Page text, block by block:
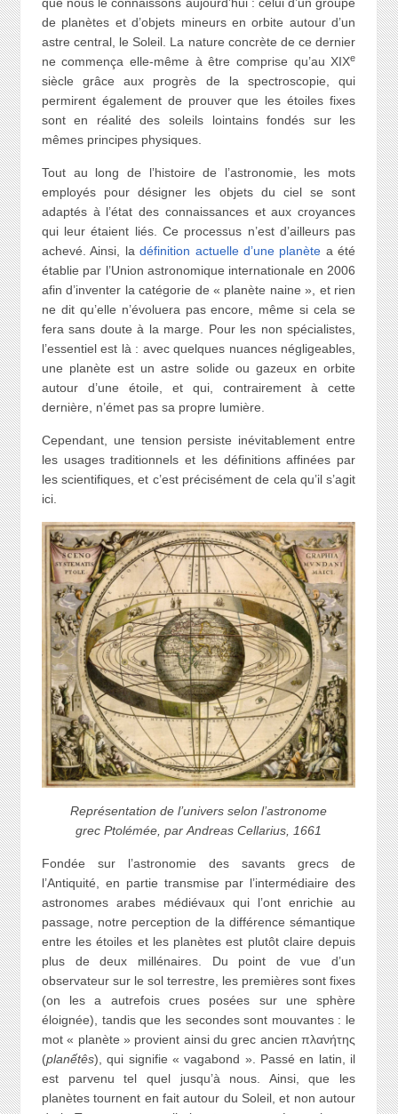
de planètes et d’objets mineurs en orbite autour d’un
astre central, le Soleil. La nature concrète de ce dernier
ne commença elle-même à être comprise qu’au XIXe
siècle grâce aux progrès de la spectroscopie, qui
permirent également de prouver que les étoiles fixes
sont en réalité des soleils lointains fondés sur les
mêmes principes physiques.
Tout au long de l’histoire de l’astronomie, les mots
employés pour désigner les objets du ciel se sont
adaptés à l’état des connaissances et aux croyances
qui leur étaient liés. Ce processus n’est d’ailleurs pas
achevé. Ainsi, ladéfinition actuelle d’une planète a été
établie par l’Union astronomique internationale en 2006
afin d’inventer la catégorie de « planète naine », et rien
ne dit qu’elle n’évoluera pas encore, même si cela se
fera sans doute à la marge. Pour les non spécialistes,
l’essentiel est là : avec quelques nuances négligeables,
une planète est un astre solide ou gazeux en orbite
autour d’une étoile, et qui, contrairement à cette
dernière, n’émet pas sa propre lumière.
Cependant, une tension persiste inévitablement entre
les usages traditionnels et les définitions affinées par
les scientifiques, et c’est précisément de cela qu’il s’agit
ici.
Représentation de l’univers selon l’astronome
grec Ptolémée, par Andreas Cellarius, 1661
Fondée sur l’astronomie des savants grecs de
l’Antiquité, en partie transmise par l’intermédiaire des
astronomes arabes médiévaux qui l’ont enrichie au
passage, notre perception de la différence sémantique
entre les étoiles et les planètes est plutôt claire depuis
plus de deux millénaires. Du point de vue d’un
observateur sur le sol terrestre, les premières sont fixes
(on les a autrefois crues posées sur une sphère
éloignée), tandis que les secondes sont mouvantes : le
mot « planète » provient ainsi du grec ancien πλανήτης
(planếtês), qui signifie « vagabond ». Passé en latin, il
est parvenu tel quel jusqu’à nous. Ainsi, que les
planètes tournent en fait autour du Soleil, et non autour